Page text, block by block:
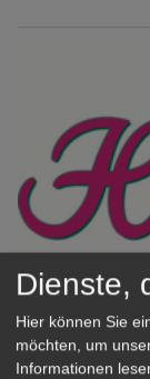
Gärtnerei
Mitarbeiter (m/
Logistikhalle
Herongen
Dienste,
Hier können Sie
möchten, um
Informationen